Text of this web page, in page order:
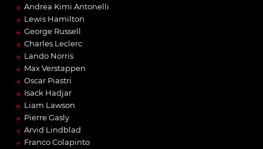
→ Andrea Kimi Antonelli
→ Lewis Hamilton
→ George Russell
→ Charles Leclerc
→ Lando Norris
→ Max Verstappen
→ Oscar Piastri
→ Isack Hadjar
→ Liam Lawson
→ Pierre Gasly
→ Arvid Lindblad
→ Franco Colapinto